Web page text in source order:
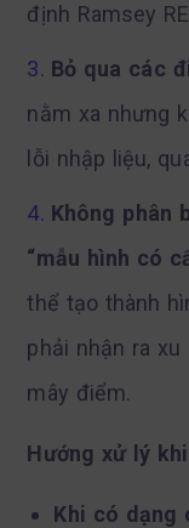
định Ramsey
Bỏ qua các
nằm xa nhưng
lỗi nhập liệu,
Không phân
“mẫu hình có
thể tạo thành
phải nhận ra
mây điểm.
Hướng xử lý
Khi có dạng